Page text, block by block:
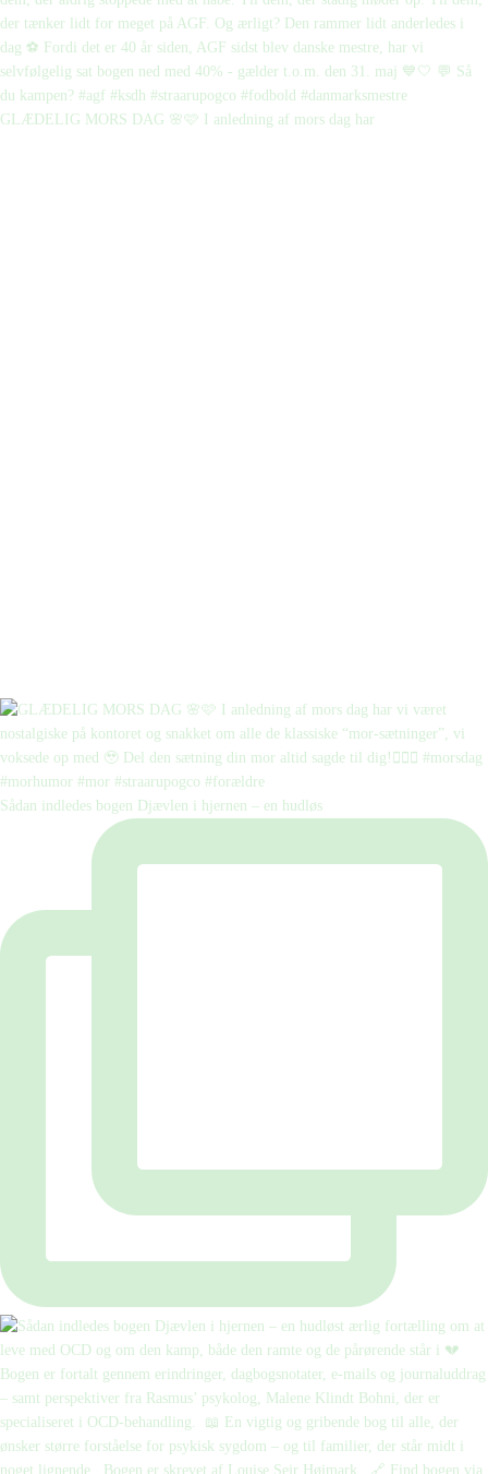
GLÆDELIG MORS DAG 🌸🩷 I anledning af mors dag har
Sådan indledes bogen Djævlen i hjernen – en hudløs